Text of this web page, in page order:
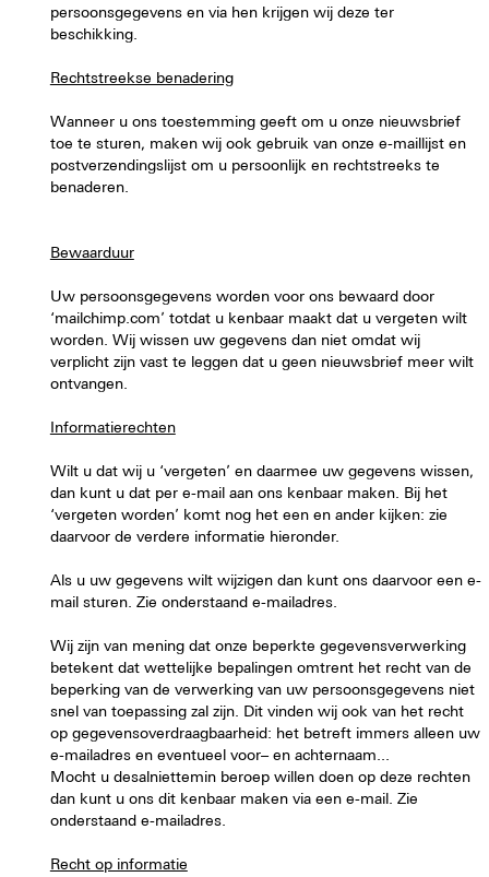
persoonsgegevens en via hen krijgen wij deze ter
beschikking.
Rechtstreekse benadering
Wanneer u ons toestemming geeft om u onze nieuwsbrief
toe te sturen, maken wij ook gebruik van onze e-maillijst en
postverzendingslijst om u persoonlijk en rechtstreeks te
benaderen.
Bewaarduur
Uw persoonsgegevens worden voor ons bewaard door
‘mailchimp.com’ totdat u kenbaar maakt dat u vergeten wilt
worden. Wij wissen uw gegevens dan niet omdat wij
verplicht zijn vast te leggen dat u geen nieuwsbrief meer wilt
ontvangen.
Informatierechten
Wilt u dat wij u ‘vergeten’ en daarmee uw gegevens wissen,
dan kunt u dat per e-mail aan ons kenbaar maken. Bij het
‘vergeten worden’ komt nog het een en ander kijken: zie
daarvoor de verdere informatie hieronder.
Als u uw gegevens wilt wijzigen dan kunt ons daarvoor een e-
mail sturen. Zie onderstaand e-mailadres.
Wij zijn van mening dat onze beperkte gegevensverwerking
betekent dat wettelijke bepalingen omtrent het recht van de
beperking van de verwerking van uw persoonsgegevens niet
snel van toepassing zal zijn. Dit vinden wij ook van het recht
op gegevensoverdraagbaarheid: het betreft immers alleen uw
e-mailadres en eventueel voor– en achternaam...
Mocht u desalniettemin beroep willen doen op deze rechten
dan kunt u ons dit kenbaar maken via een e-mail. Zie
onderstaand e-mailadres.
Recht op informatie